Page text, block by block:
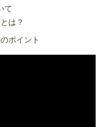
て
は？
ポイント